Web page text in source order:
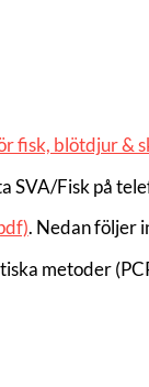
fisk, blötdjur &
SVA/Fisk på
. Nedan följer
metoder